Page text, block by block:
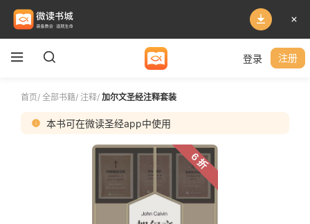
登录 注册
首页/ 全部书籍/ 注释/ 加尔文圣经注释套装
本书可在微读圣经app中使用
6 折